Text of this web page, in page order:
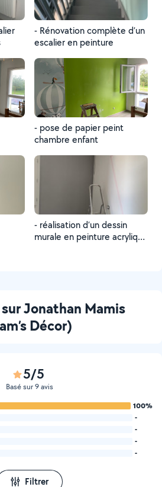
- Rénovation complète d’un
escalier en peinture
- pose de papier peint
chambre enfant
- réalisation d’un dessin
murale en peinture acrylique
Jonathan Mamis
Décor)
5/5
Basé sur 9 avis
100%
-
-
-
-
Filtrer